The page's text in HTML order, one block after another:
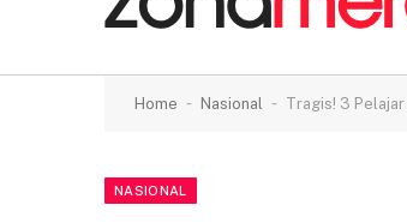
Home - Nasional - Tragis! 3
NASIONAL